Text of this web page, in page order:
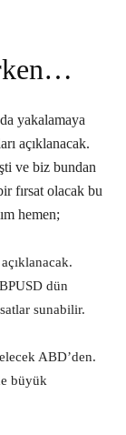
yakalamaya
açıklanacak.
ve biz bundan
fırsat olacak bu
hemen;
dün
sunabilir.
ABD’den.
büyük